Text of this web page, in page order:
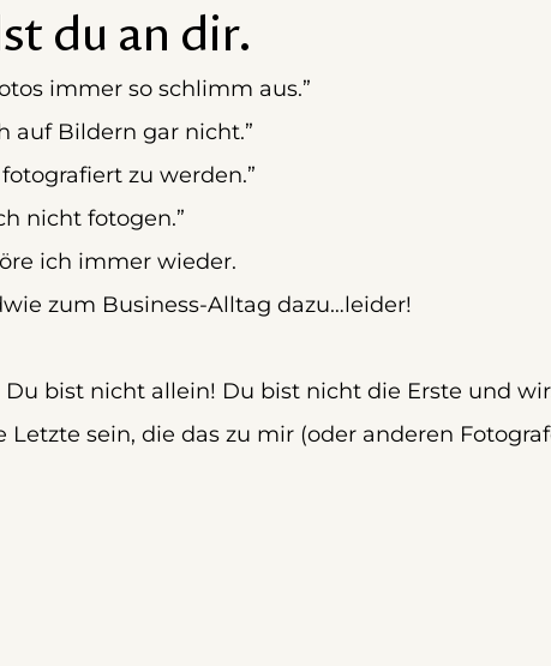
du an dir.
immer so schlimm aus.”
auf Bildern gar nicht.”
fotografiert zu werden.”
nicht fotogen.”
ich immer wieder.
zum Business-Alltag dazu…leider!
Du bist nicht allein! Du bist nicht die Erste und
Letzte sein, die das zu mir (oder anderen